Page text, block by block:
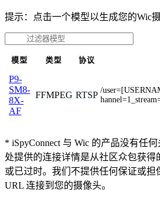
提示：点击一个模型以生成您的Wic
模型 类型 协议
P9-
SM8-
8X-
AF
FFMPEG RTSP /
* iSpyConnect 与 Wic 的产品没有任
处提供的连接详情是从社区众包获得
或已过时。我们不提供任何保证或
URL 连接到您的摄像头。